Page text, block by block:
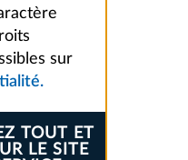
sur
TOUT ET
LE SITE